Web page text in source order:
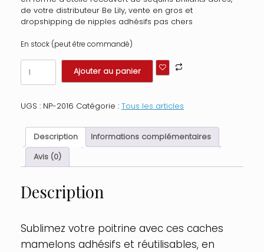
de votre distributeur Be Lily, vente en gros et
dropshipping de nipples adhésifs pas chers
En stock (peut être commandé)
quantité
de
Paire
cache
adhésifs
étoile
pailletée
sequin
Couleur
:
Ajouter au panier
UGS : NP-2016 Catégorie : Tous les articles
Description
Informations complémentaires
Avis (0)
Description
Sublimez votre poitrine avec ces caches
mamelons adhésifs et réutilisables, en